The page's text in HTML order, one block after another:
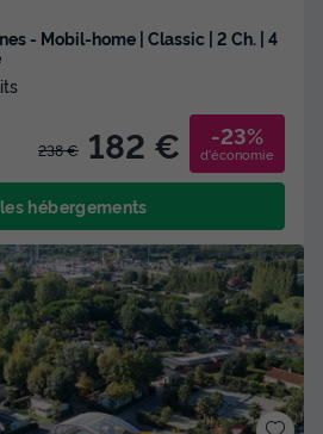
- Mobil-home | Classic | 2 Ch. | 4
238 € 182 € -23%
d'économie
hébergements